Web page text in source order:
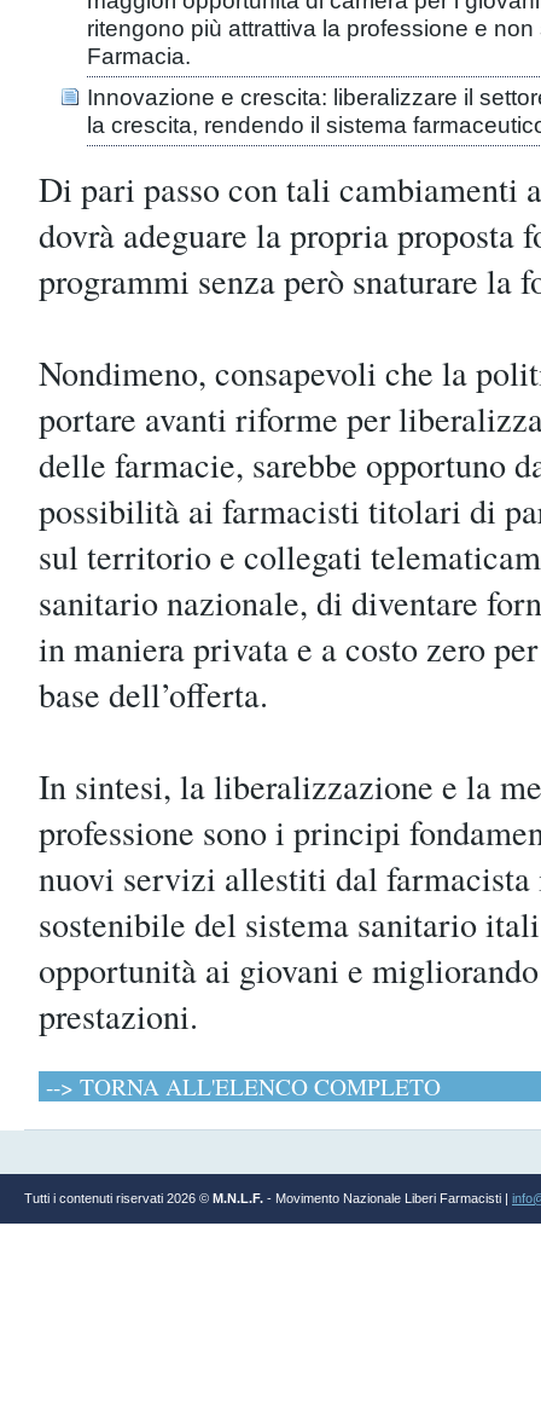
ritengono più attrattiva la professione e non
Farmacia.
Innovazione e crescita: liberalizzare il
la crescita, rendendo il sistema
Di pari passo con tali cambiamenti
dovrà adeguare la propria proposta
programmi senza però snaturare la
Nondimeno, consapevoli che la
portare avanti riforme per
delle farmacie, sarebbe opportuno
possibilità ai farmacisti titolari di
sul territorio e collegati
sanitario nazionale, di diventare
in maniera privata e a costo zero
base dell’offerta.
In sintesi, la liberalizzazione e la
professione sono i principi
nuovi servizi allestiti dal farmacista
sostenibile del sistema sanitario
opportunità ai giovani e
prestazioni.
--> TORNA ALL'ELENCO COMPLETO
Tutti i contenuti riservati 2026 © M.N.L.F. - Movimento Nazionale Liberi Farmacisti |